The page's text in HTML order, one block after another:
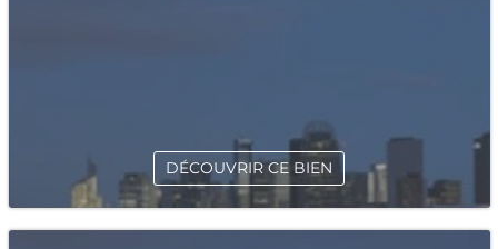
DÉCOUVRIR CE BIEN